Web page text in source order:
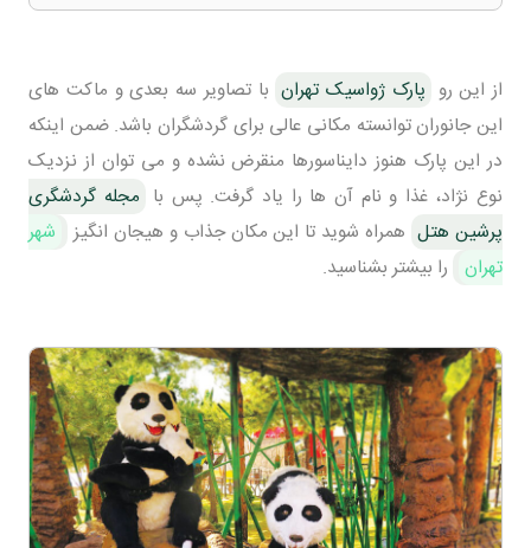
از این رو پارک ژواسیک تهران با تصاویر سه بعدی و ماکت های
این جانوران توانسته مکانی عالی برای گردشگران باشد. ضمن اینکه
در این پارک هنوز دایناسورها منقرض نشده و می توان از نزدیک
نوع نژاد، غذا و نام آن ها را یاد گرفت. پس با مجله گردشگری
پرشین هتل همراه شوید تا این مکان جذاب و هیجان انگیز
شهر
تهران را بیشتر بشناسید.